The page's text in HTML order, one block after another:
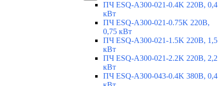
ПЧ ESQ-A300-021-0.4K 220В, 0,4
кВт
ПЧ ESQ-A300-021-0.75K 220В,
0,75 кВт
ПЧ ESQ-A300-021-1.5K 220В, 1,5
кВт
ПЧ ESQ-A300-021-2.2K 220В, 2,2
кВт
ПЧ ESQ-A300-043-0.4K 380В, 0,4